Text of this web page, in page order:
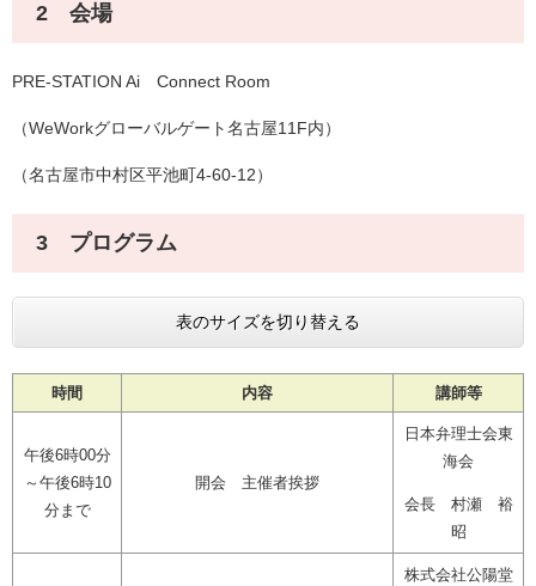
2 会場
PRE-STATION Ai Connect Room
（WeWorkグローバルゲート名古屋11F内）
（名古屋市中村区平池町4-60-12）
3 プログラム
表のサイズを切り替える
時間 内容 講師等
午後6時00分
～ 午後6時10
分​まで
開会 主催者挨拶
日本弁理士会東
海会
会長 村瀬 裕
昭
株式会社公陽堂